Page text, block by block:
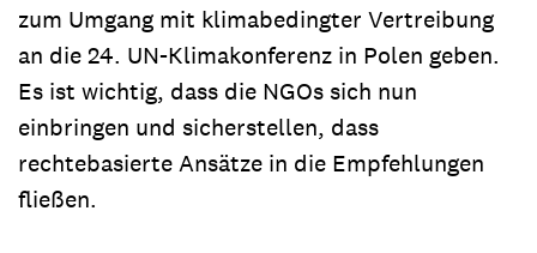
zum Umgang mit klimabedingter Vertreibung
an die 24. UN-Klimakonferenz in Polen geben.
Es ist wichtig, dass die NGOs sich nun
einbringen und sicherstellen, dass
rechtebasierte Ansätze in die Empfehlungen
fließen.